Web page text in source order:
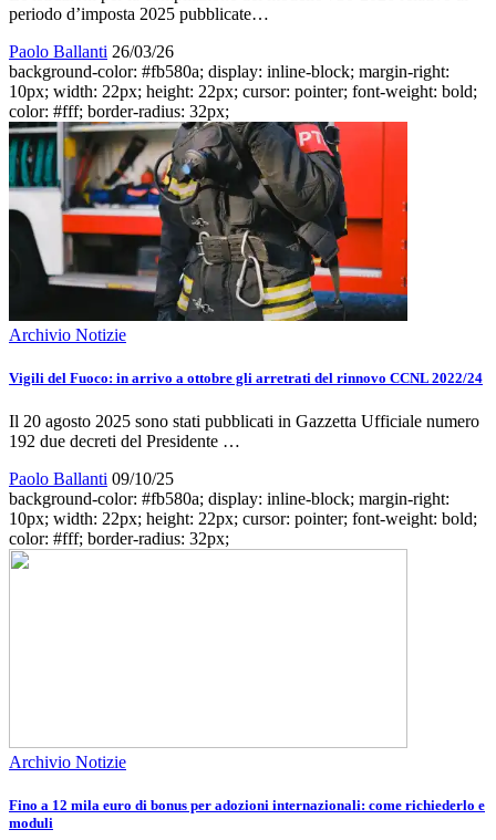
periodo d’imposta 2025 pubblicate…
Paolo Ballanti 26/03/26
background-color: #fb580a; display: inline-block; margin-right:
10px; width: 22px; height: 22px; cursor: pointer; font-weight: bold;
color: #fff; border-radius: 32px;
Archivio Notizie
Vigili del Fuoco: in arrivo a ottobre gli arretrati del rinnovo CCNL 2022/24
Il 20 agosto 2025 sono stati pubblicati in Gazzetta Ufficiale numero
192 due decreti del Presidente …
Paolo Ballanti 09/10/25
background-color: #fb580a; display: inline-block; margin-right:
10px; width: 22px; height: 22px; cursor: pointer; font-weight: bold;
color: #fff; border-radius: 32px;
Archivio Notizie
Fino a 12 mila euro di bonus per adozioni internazionali: come richiederlo e
moduli